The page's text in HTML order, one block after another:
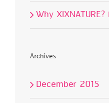
Why
Archives
December 2015